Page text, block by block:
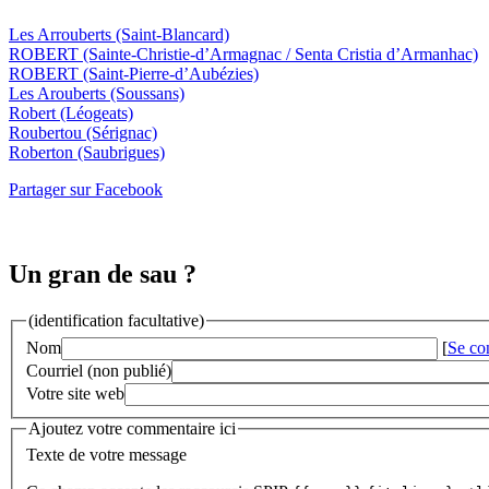
Les Arrouberts (Saint-Blancard)
ROBERT (Sainte-Christie-d’Armagnac / Senta Cristia d’Armanhac)
ROBERT (Saint-Pierre-d’Aubézies)
Les Arouberts (Soussans)
Robert (Léogeats)
Roubertou (Sérignac)
Roberton (Saubrigues)
Partager sur Facebook
Un gran de sau ?
(identification facultative)
Nom
[Se
Courriel (non publié)
Votre site web
Ajoutez votre commentaire ici
Texte de votre message